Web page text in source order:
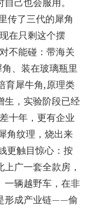
传了三代的犀角
在只剩这个摆
不能碰：带海关
、装在玻璃瓶里
育犀牛角,原理类
生，实验阶段已经
十年，更有企业
角纹理，烧出来
更触目惊心：按
广一套全款房，
一辆越野车，在非
形成产业链——偷